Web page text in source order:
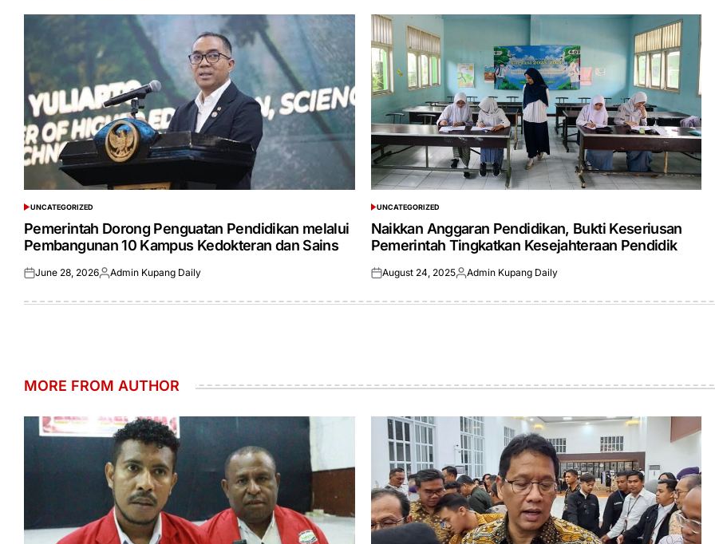
POSTED
IN
UNCATEGORIZED
Pemerintah Dorong Penguatan Pendidikan melalui
Pembangunan 10 Kampus Kedokteran dan Sains
Posted
June 28, 2026Posted
Admin Kupang Daily
POSTED
IN
UNCATEGORIZED
Naikkan Anggaran Pendidikan, Bukti Keseriusan
Pemerintah Tingkatkan Kesejahteraan Pendidik
Posted
August 24, 2025Posted
Admin Kupang Daily
MORE FROM AUTHOR